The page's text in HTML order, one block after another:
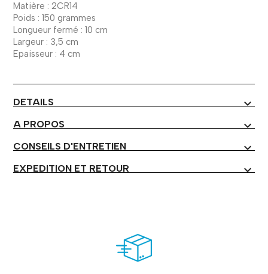
Matière : 2CR14
Poids : 150 grammes
Longueur fermé : 10 cm
Largeur : 3,5 cm
Epaisseur : 4 cm
DETAILS expand_more
A PROPOS expand_more
CONSEILS D'ENTRETIEN expand_more
EXPEDITION ET RETOUR expand_more